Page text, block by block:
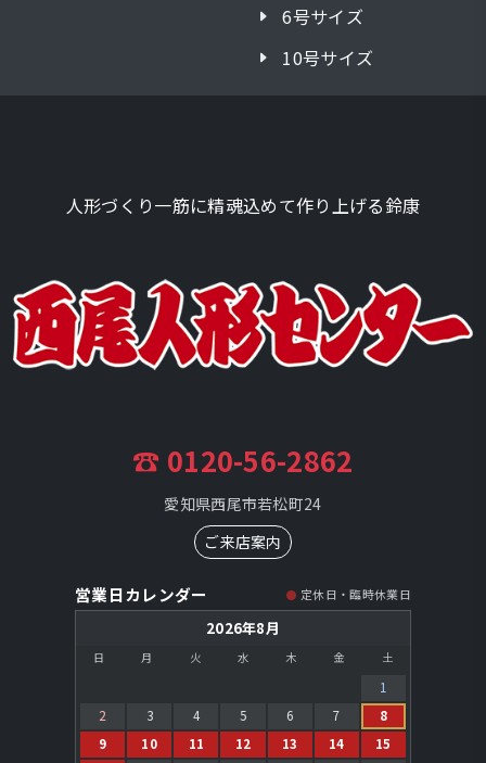
6号サイズ
10号サイズ
人形づくり一筋に精魂込めて作り上げる鈴康
☎ 0120-56-2862
愛知県西尾市若松町24
ご来店案内
営業日カレンダー 定休日・臨時休業日
2026年8月
日 月 火 水 木 金 土
1
2
3 4 5 6 7
8
9
10 11 12 13 14 15